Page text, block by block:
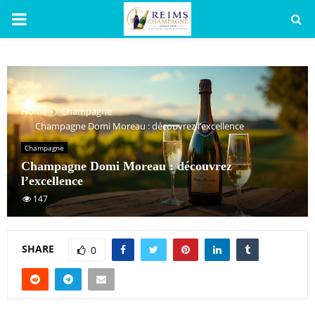
PRIMARY
Home
Champagne
Champagne Domi Moreau : découvrez l’excellence
Champagne
Champagne Domi Moreau : découvrez
l’excellence
147
SHARE 0